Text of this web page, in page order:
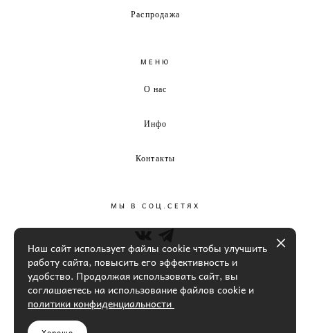
Распродажа
МЕНЮ
О нас
Инфо
Контакты
МЫ В СОЦ.СЕТЯХ
Наш сайт использует файлы cookie чтобы улучшить
работу сайта, повысить его эффективность и
удобство. Продолжая использовать сайт, вы
соглашаетесь на использование файлов cookie и
политики конфиденциальности